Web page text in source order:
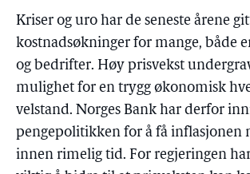
Kriser og uro har de seneste årene
kostnadsøkninger for mange, både
og bedrifter. Høy prisvekst
mulighet for en trygg økonomisk
velstand. Norges Bank har derfor
pengepolitikken for å få inflasjonen
innen rimelig tid. For regjeringen